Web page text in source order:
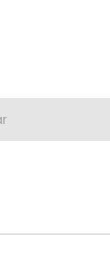
Política de